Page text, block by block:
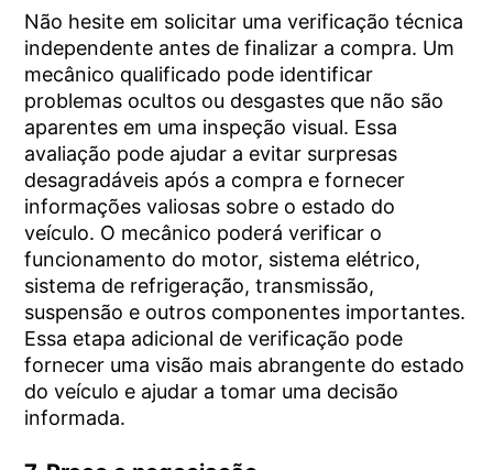
Não hesite em solicitar uma verificação técnica
independente antes de finalizar a compra. Um
mecânico qualificado pode identificar
problemas ocultos ou desgastes que não são
aparentes em uma inspeção visual. Essa
avaliação pode ajudar a evitar surpresas
desagradáveis ​​após a compra e fornecer
informações valiosas sobre o estado do
veículo. O mecânico poderá verificar o
funcionamento do motor, sistema elétrico,
sistema de refrigeração, transmissão,
suspensão e outros componentes importantes.
Essa etapa adicional de verificação pode
fornecer uma visão mais abrangente do estado
do veículo e ajudar a tomar uma decisão
informada.